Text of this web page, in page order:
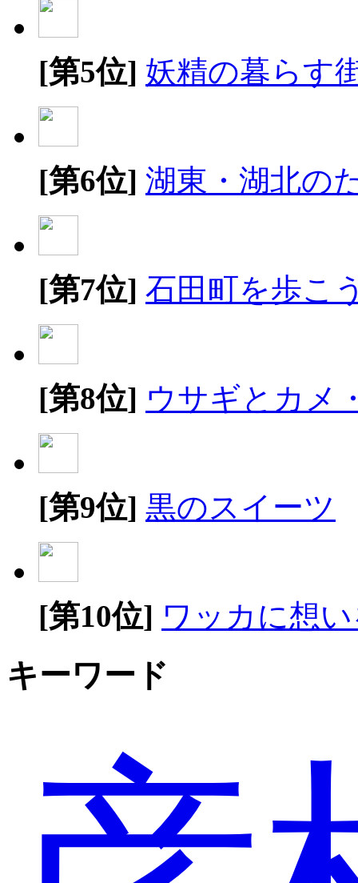
[第5位] 妖精の暮らす
[第6位] 湖東・湖北の
[第7位] 石田町を歩こ
[第8位] ウサギとカメ
[第9位] 黒のスイーツ
[第10位] ワッカに想
キーワード